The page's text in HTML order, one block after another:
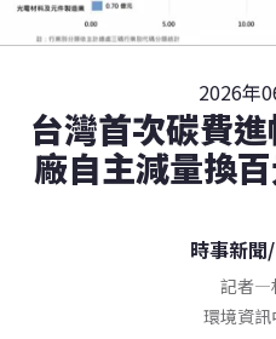
2026年
台灣首次碳費
廠自主減量換
時事新聞/
記者—
環境資訊